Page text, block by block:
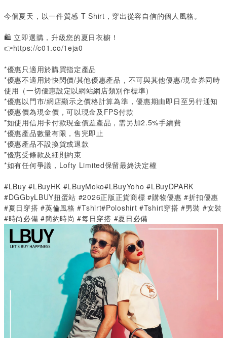
今個夏天，以一件質感 T-Shirt ，穿出從容自信的個人風格。
🛍️ 立即選購，升級您的夏日衣櫥！
👉https://c01.co/1eja0
*優惠只適用於購買指定產品
*優惠不適用於快閃價/其他優惠產品，不可與其他優惠/現金券同時
使用（一切優惠設定以網站網店類別作標準）
*優惠以門市/網店顯示之價格計算為準，優惠期由即日至另行通知
*優惠價為現金價，可以現金及FPS付款
*如使用信用卡付款現金價差產品，需另加2.5%手續費
*優惠產品數量有限，售完即止
*優惠產品不設換貨或退款
*優惠受條款及細則約束
*如有任何爭議，Lofty Limited保留最終決定權
#LBuy #LBuyHK #LBuyMoko#LBuyYoho #LBuyDPARK
#DGGbyLBUY扭蛋站 #2026正版正貨商標 #購物優惠 #折扣優惠
#夏日穿搭 #英倫風格#Tshirt#Poloshirt #Tshirt穿搭 #男裝 #女裝
#時尚必備 #簡約時尚 #每日穿搭 #夏日必備